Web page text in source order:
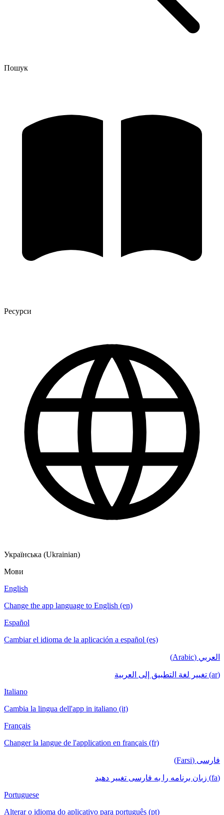
Пошук
Ресурси
Українська (Ukrainian)
Мови
English
Change the app language to English (en)
Español
Cambiar el idioma de la aplicación a español (es)
العربي (Arabic)
(ar) تغيير لغة التطبيق إلى العربية
Italiano
Cambia la lingua dell'app in italiano (it)
Français
Changer la langue de l'application en français (fr)
فارسی (Farsi)
(fa) زبان برنامه را به فارسی تغییر دهید
Portuguese
Alterar o idioma do aplicativo para português (pt)